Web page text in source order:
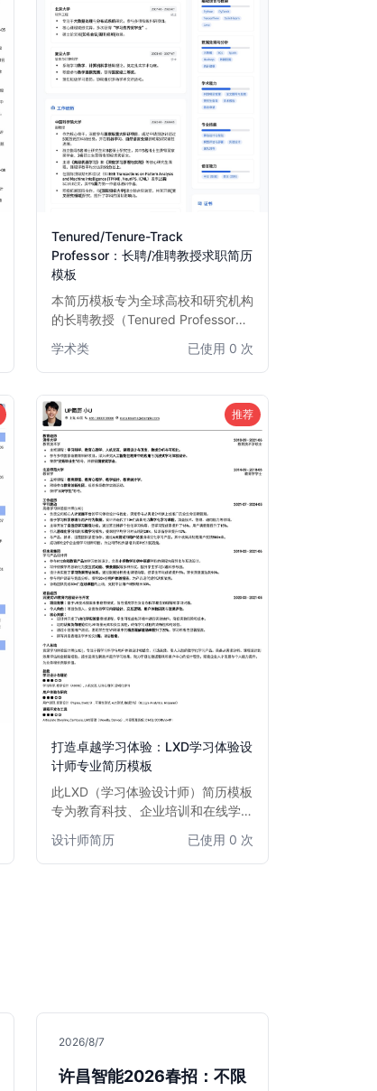
Tenured/Tenure-Track
Professor：长聘/准聘教授求职简历
模板
本简历模板专为全球高校和研究机构
的长聘教授（Tenured Professor）
Assistant/Associate Professor）职
位设计。模板结构严谨，突出学术成
就、科研项目、教学经验、论文发表
和行业影响力，旨在帮助您在激烈的
教职竞争中脱颖而出，清晰展现您的
学术实力和职业轨迹。适合追求长期
教职和学术发展的资深学者。
学术类 已使用 0 次
推荐
打造卓越学习体验：LXD学习体验设
计师专业简历模板
此LXD（学习体验设计师）简历模板
专为教育科技、企业培训和在线学习
学习设计、教育技术应用、用户体验
研究及项目管理能力，通过清晰的结
设计师简历 已使用 0 次
2026/8/7
许昌智能2026春招：不限